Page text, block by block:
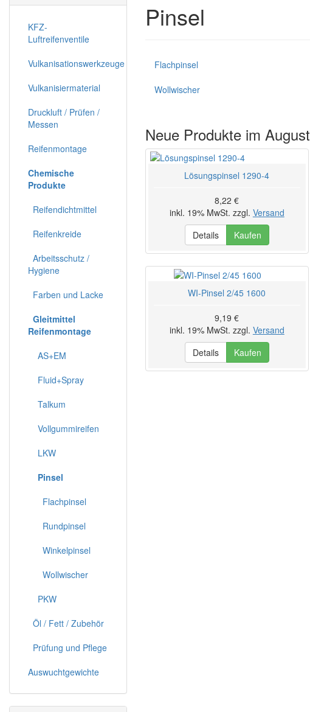
Pinsel
Flachpinsel
Wollwischer
Neue Produkte im August
Lösungspinsel 1290-4
8,22 €
inkl. 19% MwSt. zzgl. Versand
Details
Kaufen
WI-Pinsel 2/45 1600
9,19 €
inkl. 19% MwSt. zzgl. Versand
Details
Kaufen
KFZ-
Luftreifenventile
Vulkanisationswerkzeuge
Vulkanisiermaterial
Druckluft / Prüfen /
Messen
Reifenmontage
Chemische
Produkte
Reifendichtmittel
Reifenkreide
Arbeitsschutz /
Hygiene
Farben und Lacke
Gleitmittel
Reifenmontage
AS+EM
Fluid+Spray
Talkum
Vollgummireifen
LKW
Pinsel
Flachpinsel
Rundpinsel
Winkelpinsel
Wollwischer
PKW
Öl / Fett / Zubehör
Prüfung und Pflege
Auswuchtgewichte